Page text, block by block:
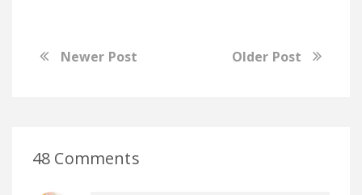
Newer Post Older Post
48 Comments